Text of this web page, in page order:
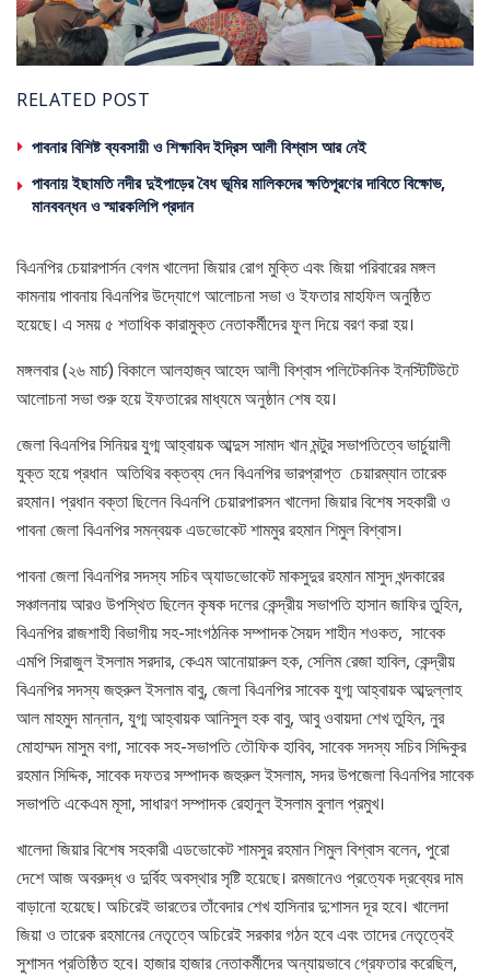
RELATED POST
পাবনার বিশিষ্ট ব্যবসায়ী ও শিক্ষাবিদ ইদ্রিস আলী বিশ্বাস আর নেই
পাবনায় ইছামতি নদীর দুইপাড়ের বৈধ ভূমির মালিকদের ক্ষতিপূরণের দাবিতে বিক্ষোভ,
মানববন্ধন ও স্মারকলিপি প্রদান
বিএনপির চেয়ারপার্সন বেগম খালেদা জিয়ার রোগ মুক্তি এবং জিয়া পরিবারের মঙ্গল
কামনায় পাবনায় বিএনপির উদ্যোগে আলোচনা সভা ও ইফতার মাহফিল অনুষ্ঠিত
হয়েছে। এ সময় ৫ শতাধিক কারামুক্ত নেতাকর্মীদের ফুল দিয়ে বরণ করা হয়।
মঙ্গলবার (২৬ মার্চ) বিকালে আলহাজ্ব আহেদ আলী বিশ্বাস পলিটেকনিক ইনস্টিটিউটে
আলোচনা সভা শুরু হয়ে ইফতারের মাধ্যমে অনুষ্ঠান শেষ হয়।
জেলা বিএনপির সিনিয়র যুগ্ম আহ্বায়ক আব্দুস সামাদ খান মন্টুর সভাপতিত্বে ভার্চুয়ালী
যুক্ত হয়ে প্রধান অতিথির বক্তব্য দেন বিএনপির ভারপ্রাপ্ত চেয়ারম্যান তারেক
রহমান। প্রধান বক্তা ছিলেন বিএনপি চেয়ারপারসন খালেদা জিয়ার বিশেষ সহকারী ও
পাবনা জেলা বিএনপির সমন্বয়ক এডভোকেট শামমুর রহমান শিমুল বিশ্বাস।
পাবনা জেলা বিএনপির সদস্য সচিব অ্যাডভোকেট মাকসুদুর রহমান মাসুদ খন্দকারের
সঞ্চালনায় আরও উপস্থিত ছিলেন কৃষক দলের কেন্দ্রীয় সভাপতি হাসান জাফির তুহিন,
বিএনপির রাজশাহী বিভাগীয় সহ-সাংগঠনিক সম্পাদক সৈয়দ শাহীন শওকত, সাবেক
এমপি সিরাজুল ইসলাম সরদার, কেএম আনোয়ারুল হক, সেলিম রেজা হাবিল, কেন্দ্রীয়
বিএনপির সদস্য জহুরুল ইসলাম বাবু, জেলা বিএনপির সাবেক যুগ্ম আহ্বায়ক আব্দুল্লাহ
আল মাহমুদ মান্নান, যুগ্ম আহ্বায়ক আনিসুল হক বাবু, আবু ওবায়দা শেখ তুহিন, নুর
মোহাম্মদ মাসুম বগা, সাবেক সহ-সভাপতি তৌফিক হাবিব, সাবেক সদস্য সচিব সিদ্দিকুর
রহমান সিদ্দিক, সাবেক দফতর সম্পাদক জহুরুল ইসলাম, সদর উপজেলা বিএনপির সাবেক
সভাপতি একেএম মূসা, সাধারণ সম্পাদক রেহানুল ইসলাম বুলাল প্রমুখ।
খালেদা জিয়ার বিশেষ সহকারী এডভোকেট শামসুর রহমান শিমুল বিশ্বাস বলেন, পুরো
দেশে আজ অবরুদ্ধ ও দুর্বিহ অবস্থার সৃষ্টি হয়েছে। রমজানেও প্রত্যেক দ্রব্যের দাম
বাড়ানো হয়েছে। অচিরেই ভারতের তাঁবেদার শেখ হাসিনার দু:শাসন দূর হবে। খালেদা
জিয়া ও তারেক রহমানের নেতৃত্বে অচিরেই সরকার গঠন হবে এবং তাদের নেতৃত্বেই
সুশাসন প্রতিষ্ঠিত হবে। হাজার হাজার নেতাকর্মীদের অন্যায়ভাবে গ্রেফতার করেছিল,